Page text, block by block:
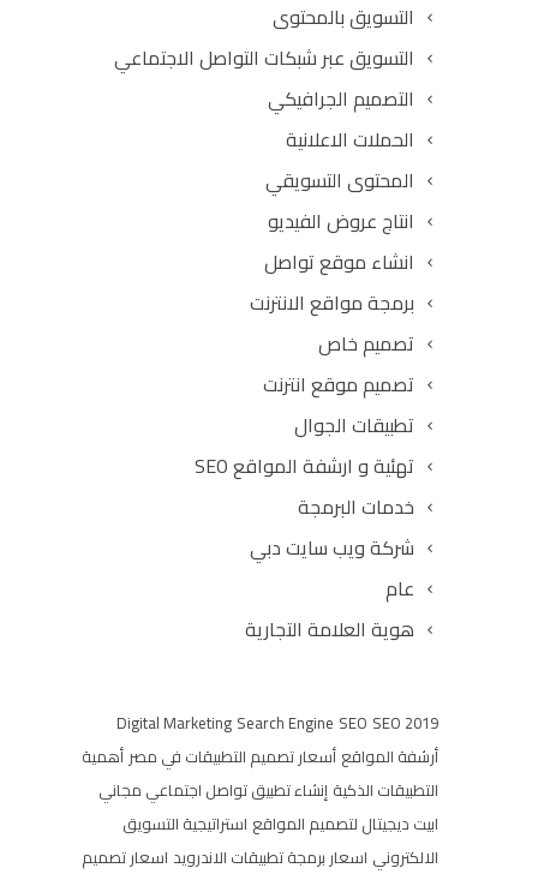
التسويق بالمحتوى
التسويق عبر شبكات التواصل الاجتماعي
التصميم الجرافيكي
الحملات الاعلانية
المحتوى التسويقي
انتاج عروض الفيديو
انشاء موقع تواصل
برمجة مواقع الانترنت
تصميم خاص
تصميم موقع انترنت
تطبيقات الجوال
تهئية و ارشفة المواقع SEO
خدمات البرمجة
شركة ويب سايت دبي
عام
هوية العلامة التجارية
Digital Marketing Search Engine SEO SEO 2019
أرشفة المواقع أسعار تصميم التطبيقات في مصر أهمية
التطبيقات الذكية إنشاء تطبيق تواصل اجتماعي مجاني
ابيت ديجيتال لتصميم المواقع استراتيجية التسويق
الالكتروني اسعار برمجة تطبيقات الاندرويد اسعار تصميم